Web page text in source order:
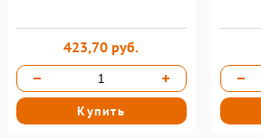
423,70 руб.
Купить